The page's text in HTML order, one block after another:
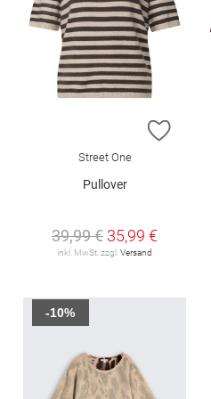
ZUR
Street One
Pullover
39,99 € 35,99 €
inkl. MwSt. zzgl. Versand
-10%